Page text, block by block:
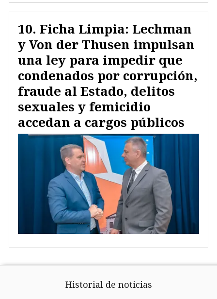
Ficha Limpia: Lechman
y Von der Thusen impulsan
una ley para impedir que
condenados por corrupción,
fraude al Estado, delitos
sexuales y femicidio
accedan a cargos públicos
Historial de noticias